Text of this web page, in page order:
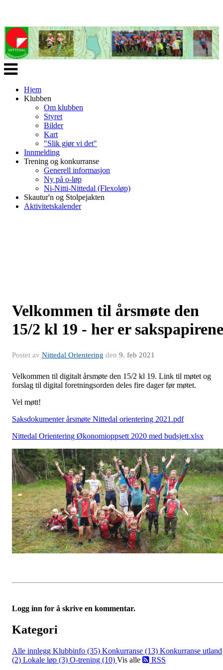
Veksle
navigasjon
Hjem
Klubben
Om klubben
Styret
Bilder
Kart
"Slik gjør vi det"
Innmelding
Trening og konkurranse
Generell informasjon
Ny på o-løp
Ni-Nitti-Nittedal (Flexoløp)
Skautur'n og Stolpejakten
Aktivitetskalender
Velkommen til årsmøte den
15/2 kl 19 - her er sakspapirene
Postet av Nittedal Orientering den 9. feb 2021
Velkommen til digitalt årsmøte den 15/2 kl 19. Link til møtet og
forslag til digital foretningsorden deles fire dager før møtet.
Vel møtt!
Saksdokumenter årsmøte Nittedal orientering 2021.pdf
Nittedal Orientering Økonomioppsett 2020 med budsjett.xlsx
Logg inn for å skrive en kommentar.
Kategori
Alle innlegg Klubbinfo (35) Konkurranse (13) Konkurranse utland
(2) Lokale løp (3) O-trening (10) Vis alle RSS